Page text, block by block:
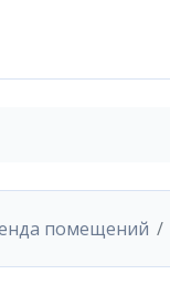
помещений